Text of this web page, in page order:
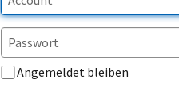
Angemeldet bleiben